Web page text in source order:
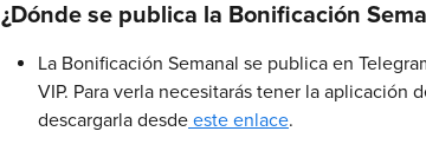
¿Dónde se publica la Bonificación
La Bonificación Semanal se publica en
VIP. Para verla necesitarás tener la aplicación
descargarla desde este enlace.